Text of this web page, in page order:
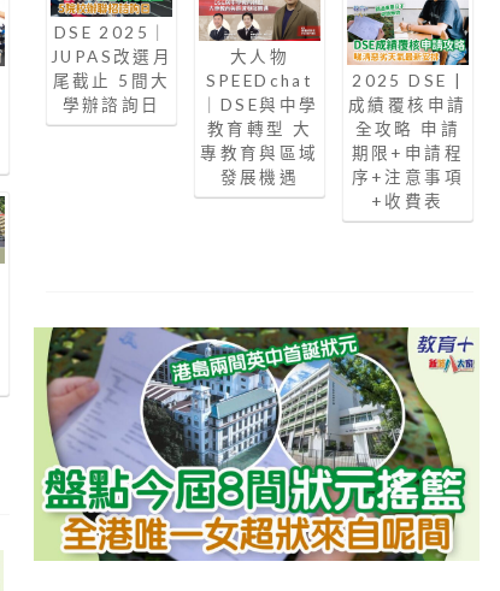
DSE 2025｜
JUPAS改選月
尾截止 5間大
學辦諮詢日
大人物
SPEEDchat
｜DSE與中學
教育轉型 大
專教育與區域
發展機遇
2025 DSE |
成績覆核申請
全攻略 申請
期限+申請程
序+注意事項
+收費表